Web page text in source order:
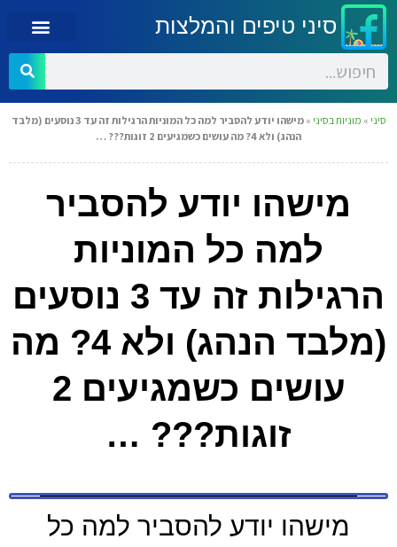
סיני טיפים והמלצות
סיני » מוניות בסיני »
מישהו יודע להסביר למה כל המוניות הרגילות זה עד 3 נוסעים (מלבד
הנהג) ולא 4? מה עושים כשמגיעים 2 זוגות??? …
מישהו יודע להסביר
למה כל המוניות
הרגילות זה עד 3 נוסעים
(מלבד הנהג) ולא 4? מה
עושים כשמגיעים 2
זוגות??? …
מישהו יודע להסביר למה כל